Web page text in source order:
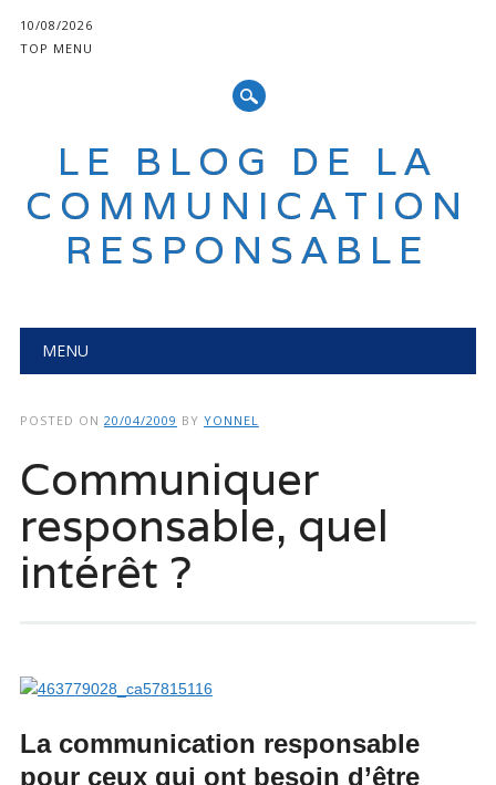
10/08/2026
TOP MENU
LE BLOG DE LA
COMMUNICATION
RESPONSABLE
Main menu
MENU
POSTED ON 20/04/2009 BY YONNEL
Communiquer
responsable, quel
intérêt ?
La communication responsable
pour ceux qui ont besoin d’être